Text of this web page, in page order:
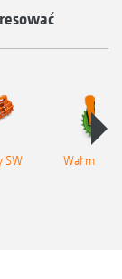
SW
Wał